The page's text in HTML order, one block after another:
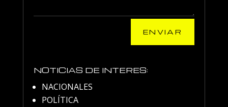
ENVIAR
NOTICIAS DE INTERES:
NACIONALES
POLÍTICA